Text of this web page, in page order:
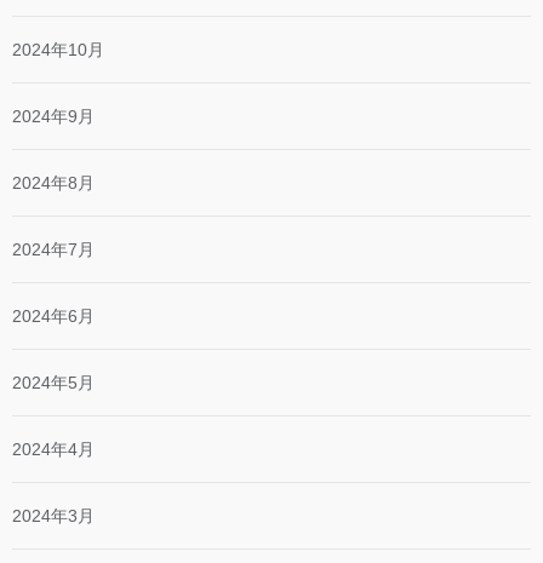
2024年10月
2024年9月
2024年8月
2024年7月
2024年6月
2024年5月
2024年4月
2024年3月